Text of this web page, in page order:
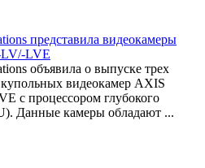
представила видеокамеры
LVE
объявила о выпуске трех
видеокамер AXIS
с процессором глубокого
Данные камеры обладают ...